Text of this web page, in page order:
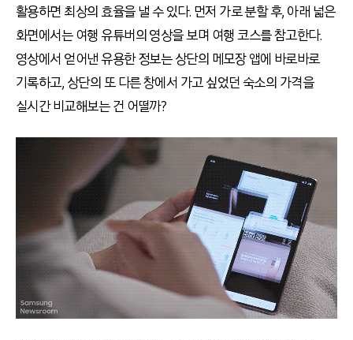
활용하면 최상의 효율을 낼 수 있다. 먼저 가로 분할 후, 아래 넓은
화면에서는 여행 유튜버의 영상을 보며 여행 코스를 참고한다.
영상에서 얻어낸 유용한 정보는 상단의 메모장 앱에 바로바로
기록하고, 상단의 또 다른 창에서 가고 싶었던 숙소의 가격을
실시간 비교해보는 건 어떨까?